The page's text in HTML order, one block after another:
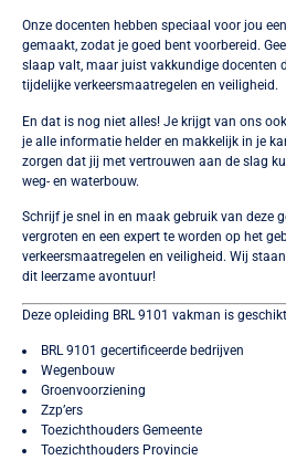
Onze docenten hebben speciaal voor jou
gemaakt, zodat je goed bent voorbereid.
slaap valt, maar juist vakkundige docenten
tijdelijke verkeersmaatregelen en veiligheid.
En dat is nog niet alles! Je krijgt van ons
je alle informatie helder en makkelijk in je
zorgen dat jij met vertrouwen aan de slag
weg- en waterbouw.
Schrijf je snel in en maak gebruik van deze
vergroten en een expert te worden op het
verkeersmaatregelen en veiligheid. Wij
dit leerzame avontuur!
Deze opleiding BRL 9101 vakman is
BRL 9101 gecertificeerde bedrijven
Wegenbouw
Groenvoorziening
Zzp’ers
Toezichthouders Gemeente
Toezichthouders Provincie